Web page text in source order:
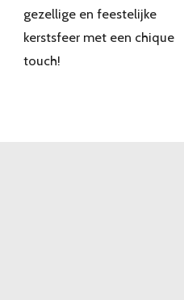
gezellige en feestelijke
kerstsfeer met een chique
touch!